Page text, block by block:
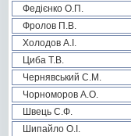
Федієнко О.П.
Фролов П.В.
Холодов А.І.
Циба Т.В.
Чернявський С.М.
Чорноморов А.О.
Швець С.Ф.
Шипайло О.І.